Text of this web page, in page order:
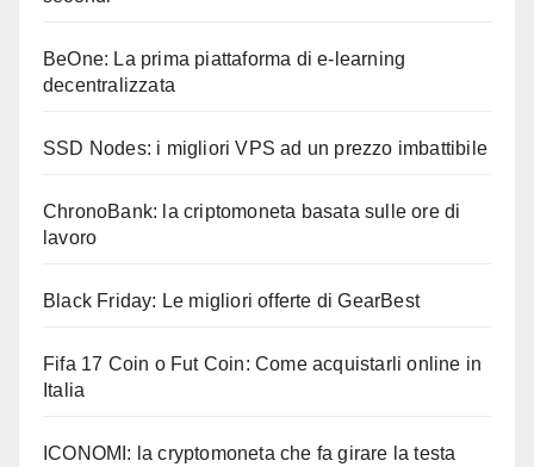
BeOne: La prima piattaforma di e-learning
decentralizzata
SSD Nodes: i migliori VPS ad un prezzo imbattibile
ChronoBank: la criptomoneta basata sulle ore di
lavoro
Black Friday: Le migliori offerte di GearBest
Fifa 17 Coin o Fut Coin: Come acquistarli online in
Italia
ICONOMI: la cryptomoneta che fa girare la testa